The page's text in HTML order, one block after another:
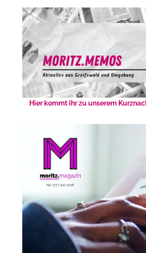
Hier kommt ihr zu unserem